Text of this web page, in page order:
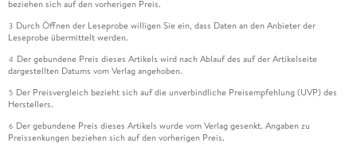
beziehen sich auf den vorherigen Preis.
3 Durch Öffnen der Leseprobe willigen Sie ein, dass Daten an den Anbieter der
Leseprobe übermittelt werden.
4 Der gebundene Preis dieses Artikels wird nach Ablauf des auf der Artikelseite
dargestellten Datums vom Verlag angehoben.
5 Der Preisvergleich bezieht sich auf die unverbindliche Preisempfehlung (UVP) des
Herstellers.
6 Der gebundene Preis dieses Artikels wurde vom Verlag gesenkt. Angaben zu
Preissenkungen beziehen sich auf den vorherigen Preis.